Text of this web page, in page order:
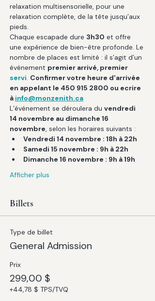
relaxation multisensorielle, pour une
relaxation complète, de la tête jusqu’aux
pieds.
Chaque escapade dure 3h30 et offre
une expérience de bien-être profonde. Le
nombre de places est limité : il s’agit d’un
événement premier arrivé, premier
servi. Confirmer votre heure d'arrivée
en appelant le 450 915 2800 ou ecrire
à info@monzenith.ca
L’événement se déroulera du vendredi
14 novembre au dimanche 16
novembre, selon les horaires suivants :
Vendredi 14 novembre : 18h à 22h
Samedi 15 novembre : 9h à 22h
Dimanche 16 novembre : 9h à 19h
Afficher plus
Billets
Type de billet
General Admission
Prix
299,00 $
+44,78 $ TPS/TVQ